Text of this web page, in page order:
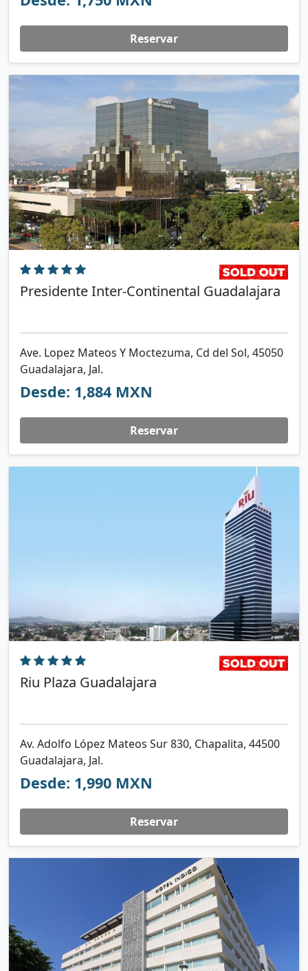
Reservar
Presidente Inter-Continental Guadalajara
Ave. Lopez Mateos Y Moctezuma, Cd del Sol, 45050
Guadalajara, Jal.
Desde: 1,884 MXN
Reservar
Riu Plaza Guadalajara
Av. Adolfo López Mateos Sur 830, Chapalita, 44500
Guadalajara, Jal.
Desde: 1,990 MXN
Reservar